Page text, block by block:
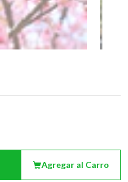
Agregar al Carro